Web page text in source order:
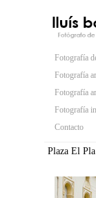
Fotografía
Fotografía
Fotografía
Fotografía
Contacto
Plaza El